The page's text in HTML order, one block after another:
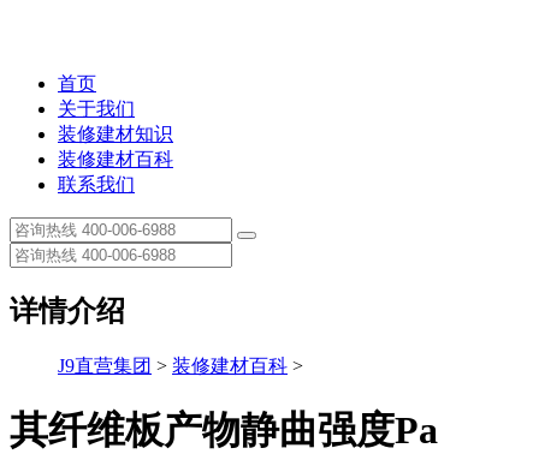
首页
关于我们
装修建材知识
装修建材百科
联系我们
详情介绍
J9直营集团 > 装修建材百科 >
其纤维板产物静曲强度Pa